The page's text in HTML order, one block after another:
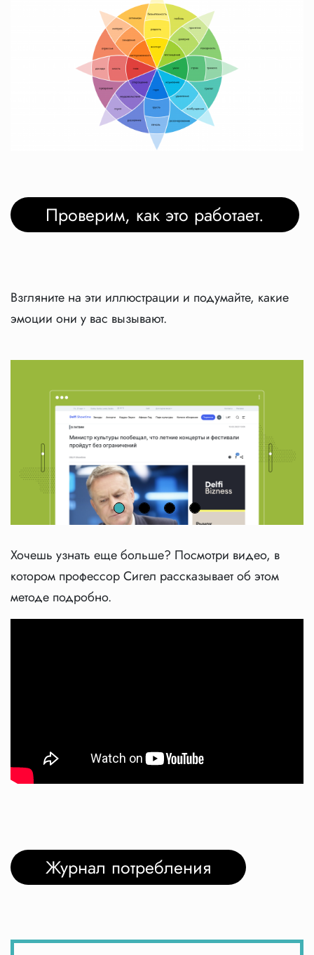
Проверим, как это работает.
Взгляните на эти иллюстрации и подумайте, какие
эмоции они у вас вызывают.
Previous Next
Хочешь узнать еще больше? Посмотри видео, в
котором профессор Сигел рассказывает об этом
методе подробно.
Журнал потребления